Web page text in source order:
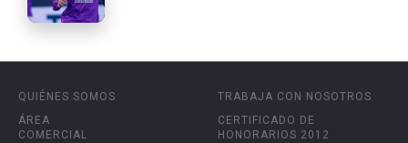
QUIÉNES SOMOS
ÁREA
COMERCIAL
TRABAJA CON NOSOTROS
CERTIFICADO DE
HONORARIOS 2012